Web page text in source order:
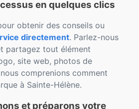
en quelques clics
obtenir des conseils ou
directement. Parlez-nous
partagez tout élément
site web, photos de
comprenions comment
à Sainte-Hélène.
et préparons votre